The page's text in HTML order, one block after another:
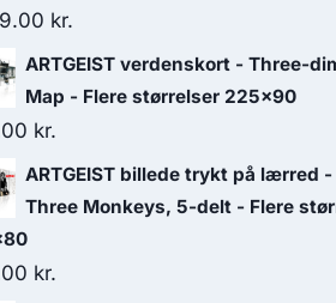
kr.
ARTGEIST verdenskort - Three-
Map - Flere størrelser 225x90
kr.
ARTGEIST billede trykt på lærred
Three Monkeys, 5-delt - Flere
kr.